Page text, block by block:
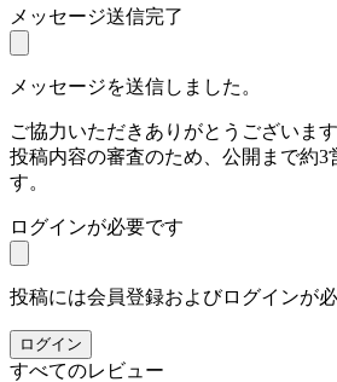
メッセージ送信完了
メッセージを送信しました。
ご協力いただきありがとうございます
投稿内容の審査のため、公開まで約3
す。
ログインが必要です
投稿には会員登録およびログインが
ログイン
すべてのレビュー